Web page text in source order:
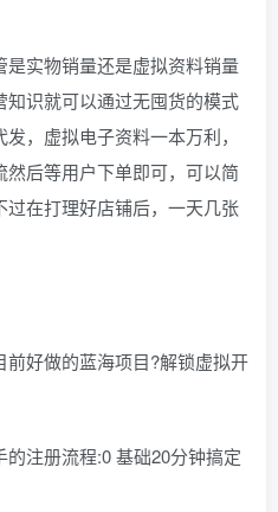
实物销量还是虚拟资料销量
识就可以通过无囤货的模式
，虚拟电子资料一本万利，
后等用户下单即可，可以简
在打理好店铺后，一天几张
好做的蓝海项目?解锁虚拟开
注册流程:0 基础20分钟搞定